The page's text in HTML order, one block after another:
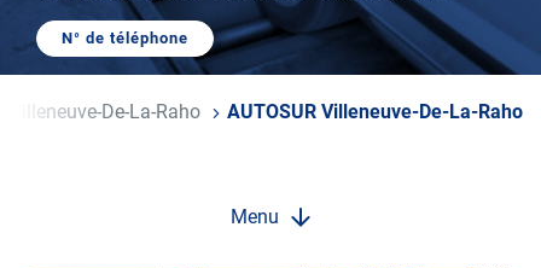
N° de téléphone
AFFICHER
DE
TÉLÉPHONE
Villeneuve-De-La-Raho AUTOSUR Villeneuve-De-La-Raho
Menu